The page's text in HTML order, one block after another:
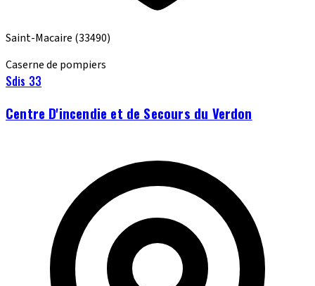
Saint-Macaire (33490)
Caserne de pompiers
Sdis 33
Centre D'incendie et de Secours du Verdon